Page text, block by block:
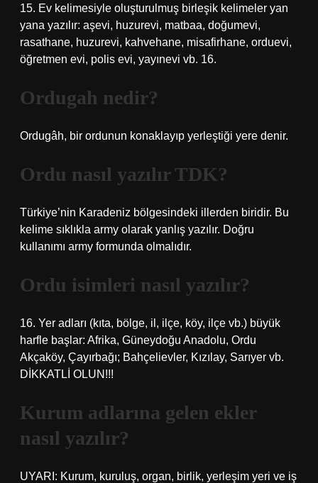
15. Ev kelimesiyle oluşturulmuş birleşik kelimeler yan
yana yazılır: aşevi, huzurevi, matbaa, doğumevi,
rasathane, huzurevi, kahvehane, misafirhane, orduevi,
öğretmen evi, polis evi, yayınevi vb. 16.
Ordugah nedir?
Ordugâh, bir ordunun konaklayıp yerleştiği yere denir.
Ordu nasıl yazılır TDK?
Türkiye’nin Karadeniz bölgesindeki illerden biridir. Bu
kelime sıklıkla army olarak yanlış yazılır. Doğru
kullanımı army formunda olmalıdır.
Ordu isimleri nasıl yazılır?
16. Yer adları (kıta, bölge, il, ilçe, köy, ilçe vb.) büyük
harfle başlar: Afrika, Güneydoğu Anadolu, Ordu
Akçaköy, Çayırbağı; Bahçelievler, Kızılay, Sarıyer vb.
DİKKATLİ OLUN!!!
Kurum adlarına gelen ekler
nasıl yazılır?
UYARI: Kurum, kuruluş, organ, birlik, yerleşim yeri ve iş